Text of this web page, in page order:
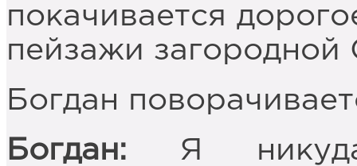
покачивается
пейзажи загородной
Богдан
Богдан: Я